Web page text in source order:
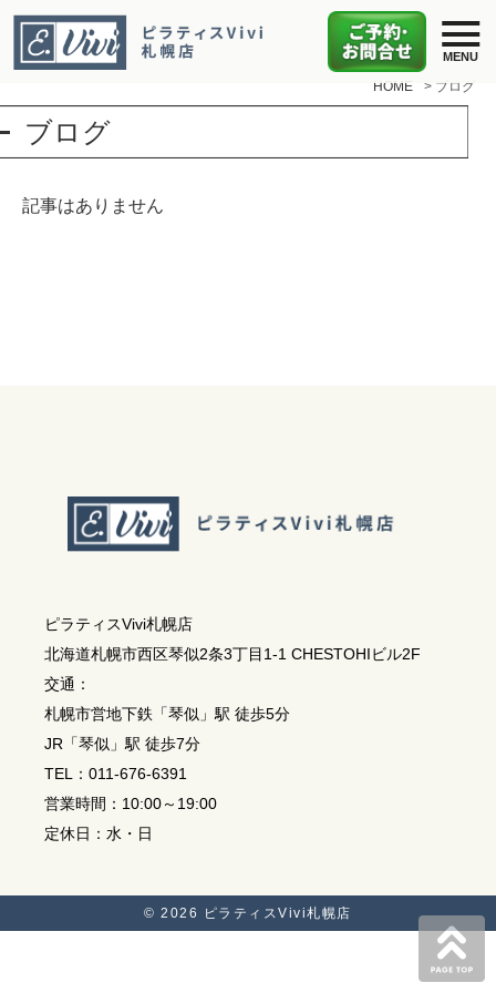
HOME > ブログ
ブログ
記事はありません
ピラティスVivi札幌店
北海道札幌市西区琴似2条3丁目1-1 CHESTOHIビル2F
交通：
札幌市営地下鉄「琴似」駅 徒歩5分
JR「琴似」駅 徒歩7分
TEL：011-676-6391
営業時間：10:00～19:00
定休日：水・日
© 2026 ピラティスVivi札幌店